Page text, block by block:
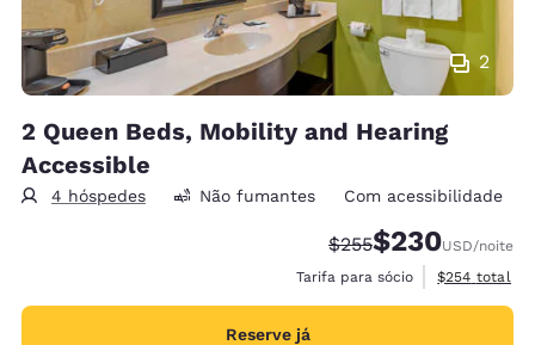
2
2 Queen Beds, Mobility and Hearing
Accessible
4 hóspedes Não fumantes Com acessibilidade
Tarifa anterior
$255Tarifa com
$230USD/noite
Tarifa para sócio
Exibir
$254 total
Reserve já